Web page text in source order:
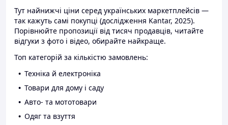
Тут найнижчі ціни серед українських маркетплейсів —
так кажуть самі покупці (дослідження Kantar, 2025).
Порівнюйте пропозиції від тисяч продавців, читайте
відгуки з фото і відео, обирайте найкраще.
Топ категорій за кількістю замовлень:
Техніка й електроніка
Товари для дому і саду
Авто- та мототовари
Одяг та взуття